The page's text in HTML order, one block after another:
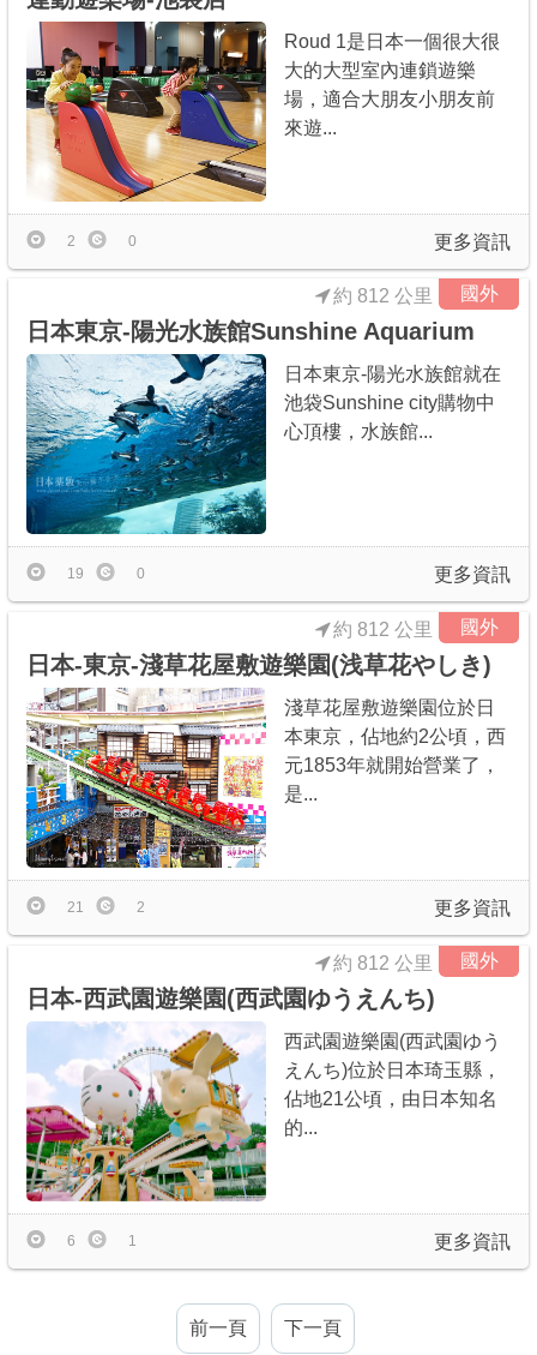
Roud 1是日本一個很大很
大的大型室內連鎖遊樂
場，適合大朋友小朋友前
來遊...
更多資訊
2 0
國外
約 812 公里
日本東京-陽光水族館Sunshine Aquarium
日本東京-陽光水族館就在
池袋Sunshine city購物中
心頂樓，水族館...
更多資訊
19 0
國外
約 812 公里
日本-東京-淺草花屋敷遊樂園(浅草花やしき)
淺草花屋敷遊樂園位於日
本東京，佔地約2公頃，西
元1853年就開始營業了，
是...
更多資訊
21 2
國外
約 812 公里
日本-西武園遊樂園(西武園ゆうえんち)
西武園遊樂園(西武園ゆう
えんち)位於日本琦玉縣，
佔地21公頃，由日本知名
的...
更多資訊
6 1
前一頁 下一頁